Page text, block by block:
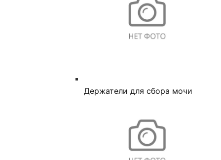
Держатели для сбора мочи